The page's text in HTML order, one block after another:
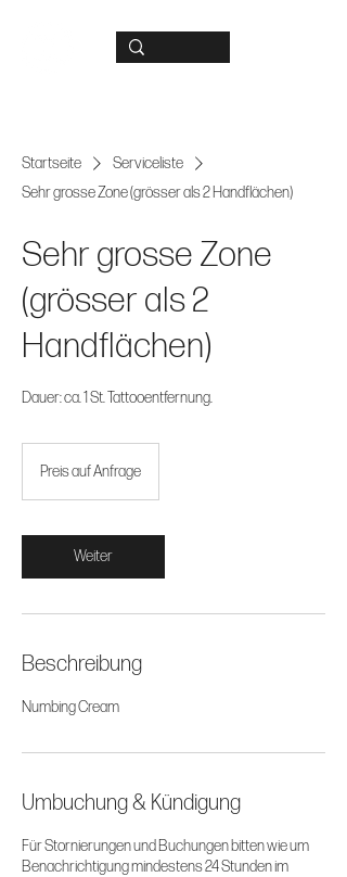
Startseite
Serviceliste
Sehr grosse Zone (grösser als 2 Handflächen)
Sehr grosse Zone
(grösser als 2
Handflächen)
Dauer: ca. 1 St. Tattooentfernung.
Anfrage
Preis auf Anfrage
Weiter
Beschreibung
Numbing Cream
Umbuchung & Kündigung
Für Stornierungen und Buchungen bitten wie um
Benachrichtigung mindestens 24 Stunden im